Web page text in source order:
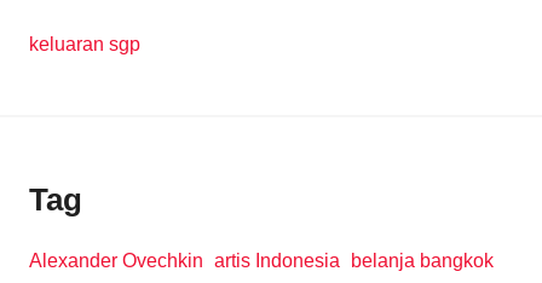
keluaran sgp
Tag
Alexander Ovechkin artis Indonesia
belanja bangkok